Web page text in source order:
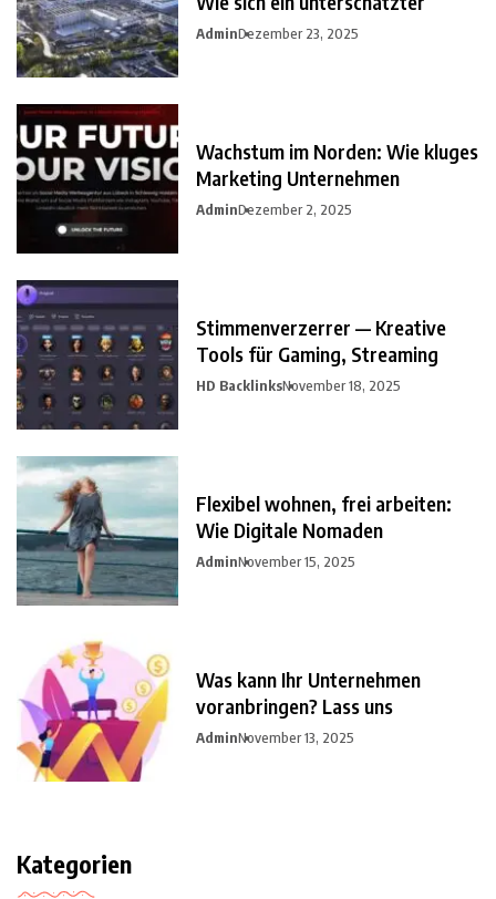
AdminDezember 23, 2025
Wachstum im Norden: Wie kluges
Marketing Unternehmen
AdminDezember 2, 2025
Stimmenverzerrer — Kreative
Tools für Gaming, Streaming
HD BacklinksNovember 18, 2025
Flexibel wohnen, frei arbeiten:
Wie Digitale Nomaden
AdminNovember 15, 2025
Was kann Ihr Unternehmen
voranbringen? Lass uns
AdminNovember 13, 2025
Kategorien